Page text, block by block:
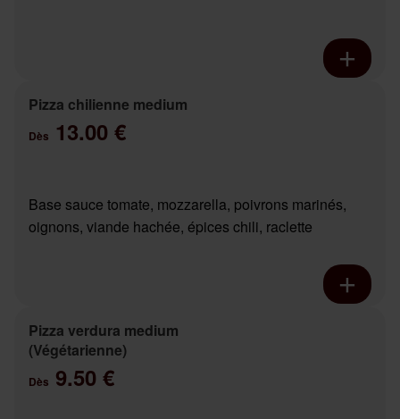
Pizza chilienne medium
Dès 13.00 €
Base sauce tomate, mozzarella, poivrons marinés,
oignons, viande hachée, épices chili, raclette
Pizza verdura medium
(Végétarienne)
Dès 9.50 €